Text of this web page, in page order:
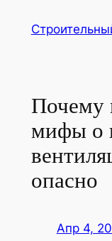
Почему
мифы о
опасно
Апр 4,